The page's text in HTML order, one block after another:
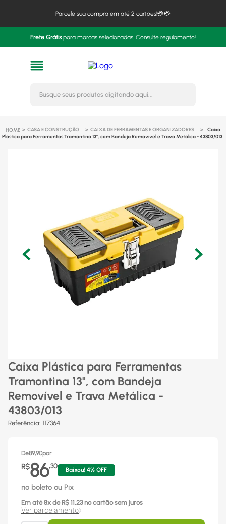
Parcele sua compra em até 2 cartões!💳💳
Frete Grátispara marcas selecionadas. Consulte regulamento!
Busque seus produtos
CASA E CONSTRUÇÃO CAIXA DE FERRAMENTAS E ORGANIZADORES
Caixa
Plástica para Ferramentas Tramontina 13", com Bandeja Removível e Trava Metálica - 43803/013
Caixa Plástica para Ferramentas
Tramontina 13", com Bandeja
Removível e Trava Metálica -
43803/013
Referência: 117364
De89,90por
R$86,30
Baixou! 4% OFF
no boleto ou Pix
Em até 8x de R$ 11,23no cartão sem juros
Ver parcelamento